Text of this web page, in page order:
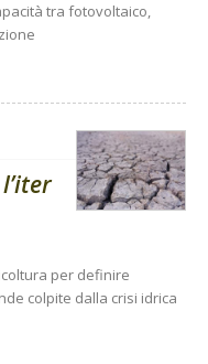
tra fotovoltaico,
per definire
colpite dalla crisi idrica